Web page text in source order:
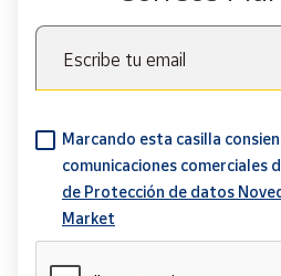
Escribe tu email
Marcando esta casilla
comunicaciones comerciales
de Protección de datos
Market